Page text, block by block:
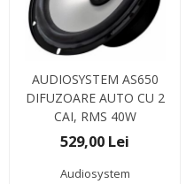
AUDIOSYSTEM AS650
DIFUZOARE AUTO CU 2
CAI, RMS 40W
529,00 Lei
Audiosystem